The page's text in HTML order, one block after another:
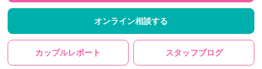
オンライン相談する
カップルレポート スタッフブログ